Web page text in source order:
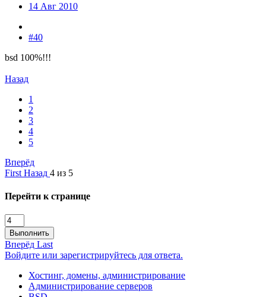
14 Авг 2010
#40
bsd 100%!!!
Назад
1
2
3
4
5
Вперёд
First Назад 4 из 5
Перейти к странице
Выполнить
Вперёд Last
Войдите или зарегистрируйтесь для ответа.
Хостинг, домены, администрирование
Администрирование серверов